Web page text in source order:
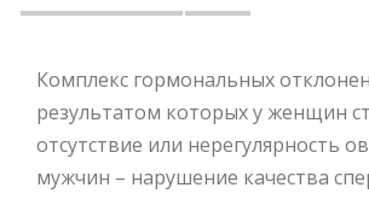
Комплекс гормональных
результатом которых у женщин
отсутствие или нерегулярность
мужчин – нарушение качества